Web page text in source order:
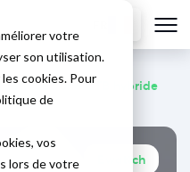
votre
son utilisation.
cookies. Pour
de
vos
lors de votre
: une GTB hybride
»
Ewattch